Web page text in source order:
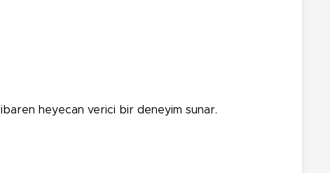
itibaren heyecan verici bir deneyim sunar.